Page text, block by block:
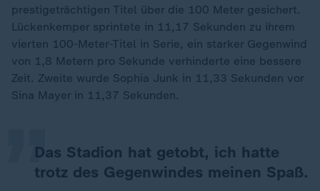
prestigeträchtigen Titel über die 100 Meter gesichert.
Lückenkemper sprintete in 11,17 Sekunden zu ihrem
vierten 100-Meter-Titel in Serie, ein starker Gegenwind
von 1,8 Metern pro Sekunde verhinderte eine bessere
Zeit. Zweite wurde Sophia Junk in 11,33 Sekunden vor
Sina Mayer in 11,37 Sekunden.
Das Stadion hat getobt, ich hatte
trotz des Gegenwindes meinen Spaß.
„